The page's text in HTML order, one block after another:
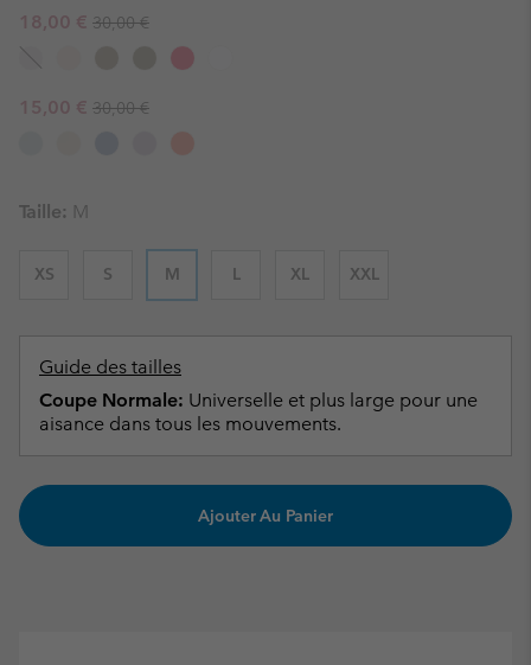
Sale price:
18,00 € Regular price:
30,00 €
Sale price:
15,00 € Regular price:
30,00 €
Taille: M
XS S M L XL XXL
Guide des tailles
Coupe Normale: Universelle et plus large pour une
aisance dans tous les mouvements.
Ajouter Au Panier